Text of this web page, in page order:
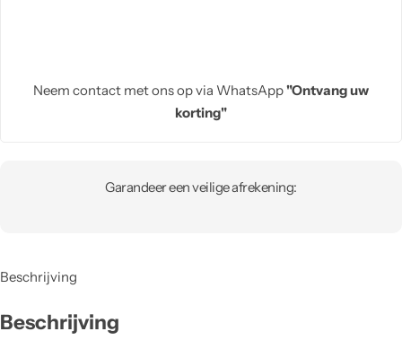
Neem contact met ons op via WhatsApp"Ontvang uw
korting"
Garandeer een veilige afrekening:
Beschrijving
Beschrijving